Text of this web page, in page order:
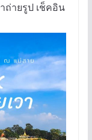
ถ่ายรูป เช็คอิน